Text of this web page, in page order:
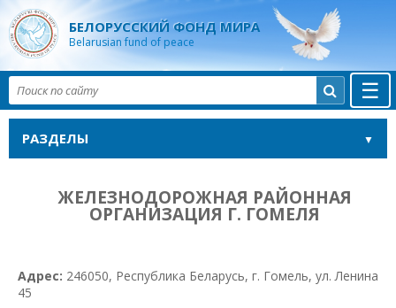
БЕЛОРУССКИЙ ФОНД МИРА
Belarusian fund of peace
☰

РАЗДЕЛЫ
ЖЕЛЕЗНОДОРОЖНАЯ РАЙОННАЯ
ОРГАНИЗАЦИЯ Г. ГОМЕЛЯ
Адрес: 246050, Республика Беларусь, г. Гомель, ул. Ленина
45